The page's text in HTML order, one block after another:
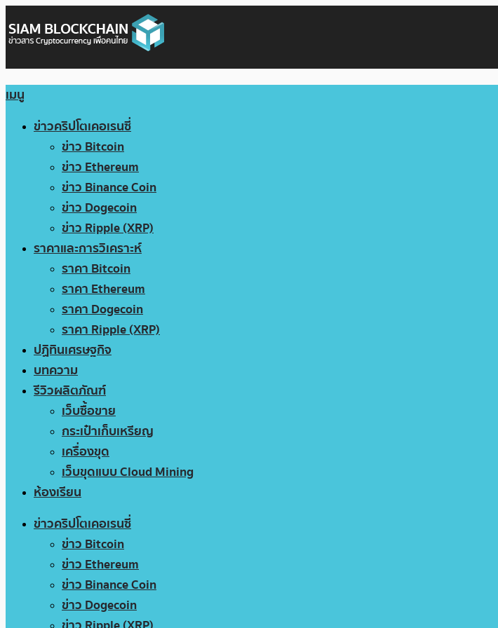
เมนู
ข่าวคริปโตเคอเรนซี่
ข่าว Bitcoin
ข่าว Ethereum
ข่าว Binance Coin
ข่าว Dogecoin
ข่าว Ripple (XRP)
ราคาและการวิเคราะห์
ราคา Bitcoin
ราคา Ethereum
ราคา Dogecoin
ราคา Ripple (XRP)
ปฏิทินเศรษฐกิจ
บทความ
รีวิวผลิตภัณฑ์
เว็บซื้อขาย
กระเป๋าเก็บเหรียญ
เครื่องขุด
เว็บขุดแบบ Cloud Mining
ห้องเรียน
ข่าวคริปโตเคอเรนซี่
ข่าว Bitcoin
ข่าว Ethereum
ข่าว Binance Coin
ข่าว Dogecoin